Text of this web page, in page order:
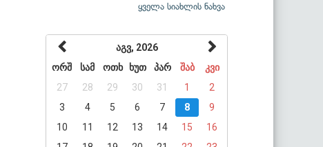
ყველა სიახლის ნახვა
აგვ, 2026
ორშ
სამ ოთხ ხუთ პარ შაბ
კვი
27
28 29 30 31 1
2
3
4 5 6 7 8
9
10
11 12 13 14 15
16